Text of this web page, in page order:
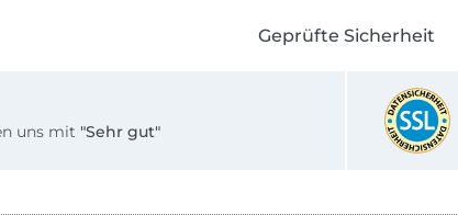
Geprüfte Sicherheit
uns mit "Sehr gut"